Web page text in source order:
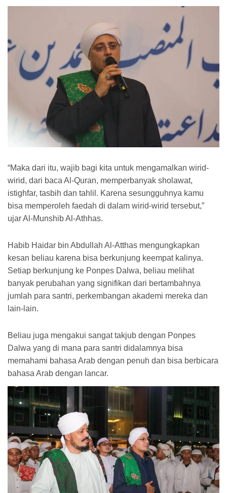
“Maka dari itu, wajib bagi kita untuk mengamalkan wirid-
wirid, dari baca Al-Quran, memperbanyak sholawat,
istighfar, tasbih dan tahlil. Karena sesungguhnya kamu
bisa memperoleh faedah di dalam wirid-wirid tersebut,”
ujar Al-Munshib Al-Athhas.
Habib Haidar bin Abdullah Al-Atthas mengungkapkan
kesan beliau karena bisa berkunjung keempat kalinya.
Setiap berkunjung ke Ponpes Dalwa, beliau melihat
banyak perubahan yang signifikan dari bertambahnya
jumlah para santri, perkembangan akademi mereka dan
lain-lain.
Beliau juga mengakui sangat takjub dengan Ponpes
Dalwa yang di mana para santri didalamnya bisa
memahami bahasa Arab dengan penuh dan bisa berbicara
bahasa Arab dengan lancar.